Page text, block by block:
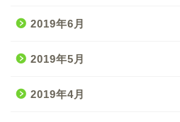
2019年6月
2019年5月
2019年4月